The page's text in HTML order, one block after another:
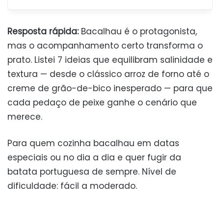
Resposta rápida:Bacalhau é o protagonista,
mas o acompanhamento certo transforma o
prato. Listei 7 ideias que equilibram salinidade e
textura — desde o clássico arroz de forno até o
creme de grão-de-bico inesperado — para que
cada pedaço de peixe ganhe o cenário que
merece.
Para quem cozinha bacalhau em datas
especiais ou no dia a dia e quer fugir da
batata portuguesa de sempre. Nível de
dificuldade: fácil a moderado.